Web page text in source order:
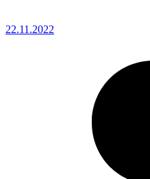
22.11.2022